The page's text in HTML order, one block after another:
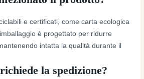
e certificati, come carta ecologica
è progettato per ridurre
intatta la qualità durante il
la spedizione?